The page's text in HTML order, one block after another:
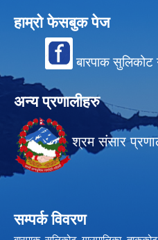
हाम्रो फेसबुक पेज
बारपाक
अन्य प्रणालीहरु
श्रम संसार
सम्पर्क विवरण